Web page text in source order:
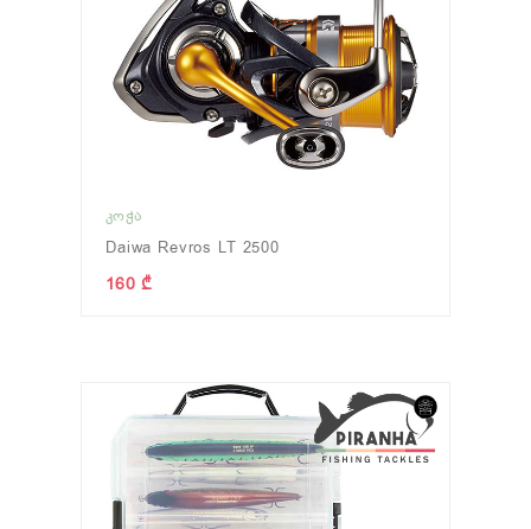
ᲙᲝᲭᲐ
Daiwa Revros LT 2500
160 ₾